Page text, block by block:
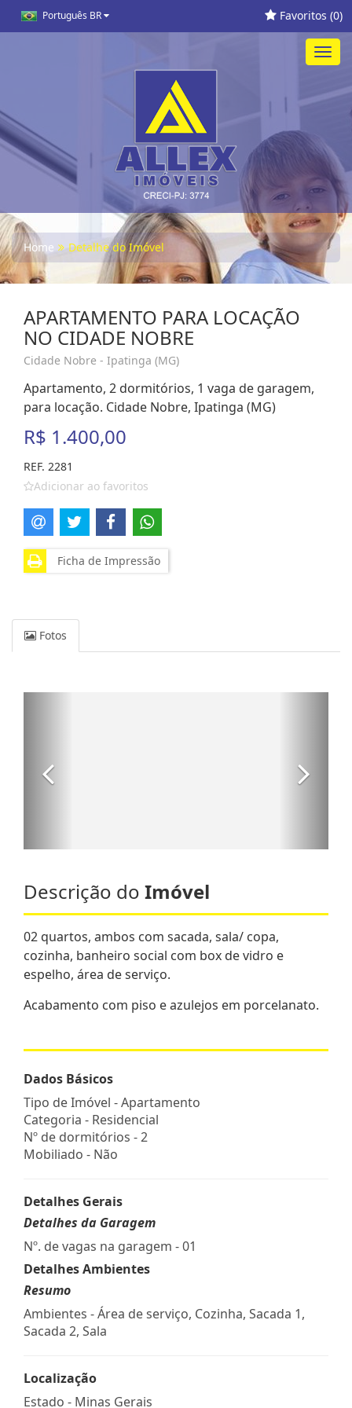
Português BR Favoritos (0)
Home Detalhe do Imóvel
APARTAMENTO PARA LOCAÇÃO
NO CIDADE NOBRE
Cidade Nobre - Ipatinga (MG)
Apartamento, 2 dormitórios, 1 vaga de garagem,
para locação. Cidade Nobre, Ipatinga (MG)
R$ 1.400,00
REF. 2281
Adicionar ao favoritos
Ficha de Impressão
Fotos
Descrição do Imóvel
02 quartos, ambos com sacada, sala/ copa,
cozinha, banheiro social com box de vidro e
espelho, área de serviço.
Acabamento com piso e azulejos em porcelanato.
Dados Básicos
Tipo de Imóvel - Apartamento
Categoria - Residencial
Nº de dormitórios - 2
Mobiliado - Não
Detalhes Gerais
Detalhes da Garagem
Nº. de vagas na garagem - 01
Detalhes Ambientes
Resumo
Ambientes - Área de serviço, Cozinha, Sacada 1,
Sacada 2, Sala
Localização
Estado - Minas Gerais